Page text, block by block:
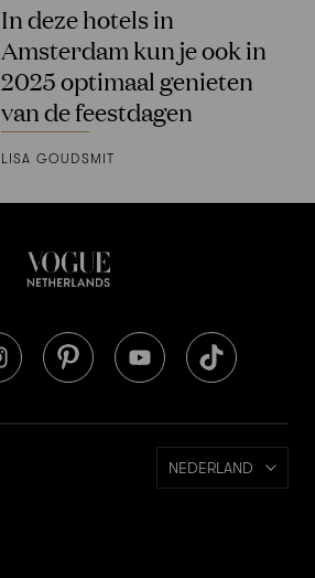
In deze hotels in
Amsterdam kun je ook in
2025 optimaal genieten
van de feestdagen
LISA GOUDSMIT
NEDERLAND